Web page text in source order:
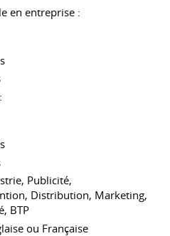
en entreprise :
Publicité,
Distribution, Marketing,
BTP
ou Française